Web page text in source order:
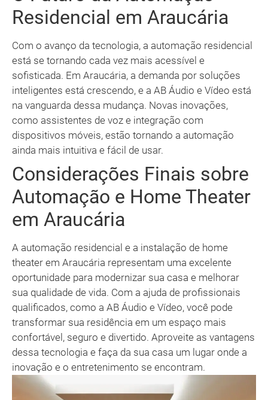
Residencial em Araucária
Com o avanço da tecnologia, a automação residencial
está se tornando cada vez mais acessível e
sofisticada. Em Araucária, a demanda por soluções
inteligentes está crescendo, e a AB Áudio e Vídeo está
na vanguarda dessa mudança. Novas inovações,
como assistentes de voz e integração com
dispositivos móveis, estão tornando a automação
ainda mais intuitiva e fácil de usar.
Considerações Finais sobre
Automação e Home Theater
em Araucária
A automação residencial e a instalação de home
theater em Araucária representam uma excelente
oportunidade para modernizar sua casa e melhorar
sua qualidade de vida. Com a ajuda de profissionais
qualificados, como a AB Áudio e Vídeo, você pode
transformar sua residência em um espaço mais
confortável, seguro e divertido. Aproveite as vantagens
dessa tecnologia e faça da sua casa um lugar onde a
inovação e o entretenimento se encontram.